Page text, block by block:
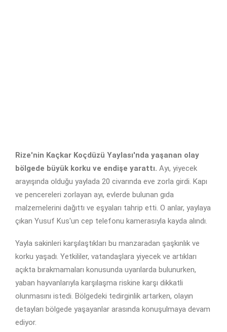
Rize'nin Kaçkar Koçdüzü Yaylası'nda yaşanan olay
bölgede büyük korku ve endişe yarattı. Ayı, yiyecek
arayışında olduğu yaylada 20 civarında eve zorla girdi. Kapı
ve pencereleri zorlayan ayı, evlerde bulunan gıda
malzemelerini dağıttı ve eşyaları tahrip etti. O anlar, yaylaya
çıkan Yusuf Kus'un cep telefonu kamerasıyla kayda alındı.
Yayla sakinleri karşılaştıkları bu manzaradan şaşkınlık ve
korku yaşadı. Yetkililer, vatandaşlara yiyecek ve artıkları
açıkta bırakmamaları konusunda uyarılarda bulunurken,
yaban hayvanlarıyla karşılaşma riskine karşı dikkatli
olunmasını istedi. Bölgedeki tedirginlik artarken, olayın
detayları bölgede yaşayanlar arasında konuşulmaya devam
ediyor.